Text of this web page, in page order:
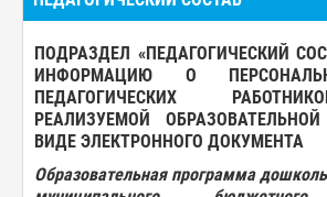
ПОДРАЗДЕЛ «ПЕДАГОГИЧЕСКИЙ
ИНФОРМАЦИЮ О
ПЕДАГОГИЧЕСКИХ
РЕАЛИЗУЕМОЙ
ВИДЕ ЭЛЕКТРОННОГО ДОКУМЕНТА
Образовательная программа